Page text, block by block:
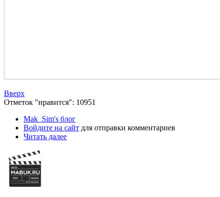
Вверх
Отметок "нравится": 10951
Mak_Sim's блог
Войдите на сайт для отправки комментариев
Читать далее